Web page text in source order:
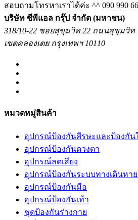
สอบถามโทรหาเราได้ค่ะ ^^ 090 990
บริษัท ซีพีแอล กรุ๊ป จำกัด (มหาชน)
318/10-22 ซอยสุขุมวิท 22 ถนนสุขุมวิท
เขตคลองเตย กรุงเทพฯ 10110
หมวดหมู่สินค้า
อุปกรณ์ป้องกันศีรษะและป้องกัน
อุปกรณ์ป้องกันดวงตา
อุปกรณ์ลดเสียง
อุปกรณ์ป้องกันระบบทางเดินหาย
อุปกรณ์ป้องกันมือ
อุปกรณ์ป้องกันเท้า
ชุดป้องกันร่างกาย